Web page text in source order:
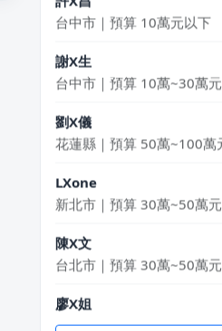
台中市｜預算 10萬元以下
謝X生
台中市｜預算 10萬~30萬元
劉X儀
花蓮縣｜預算 50萬~100萬元
新北市｜預算 30萬~50萬元
陳X文
台北市｜預算 30萬~50萬元
廖X姐
南投縣｜預算 10萬~30萬元